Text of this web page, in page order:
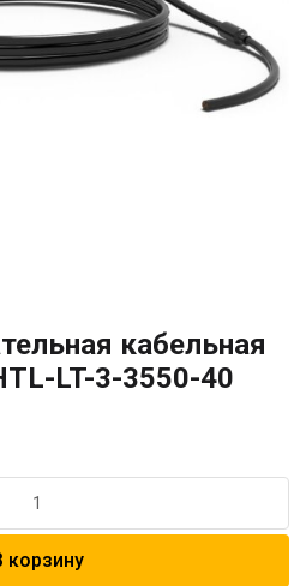
кабельная
LT-3-3550-40
корзину